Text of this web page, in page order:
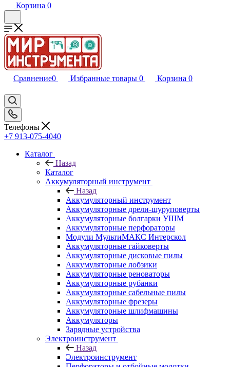
Корзина 0
Сравнение0 Избранные товары 0 Корзина 0
Телефоны
+7 913-075-4040
Каталог
Назад
Каталог
Аккумуляторный инструмент
Назад
Аккумуляторный инструмент
Аккумуляторные дрели-шуруповерты
Аккумуляторные болгарки УШМ
Аккумуляторные перфораторы
Модули МультиМАКС Интерскол
Аккумуляторные гайковерты
Аккумуляторные дисковые пилы
Аккумуляторные лобзики
Аккумуляторные реноваторы
Аккумуляторные рубанки
Аккумуляторные сабельные пилы
Аккумуляторные фрезеры
Аккумуляторные шлифмашины
Аккумуляторы
Зарядные устройства
Электроинструмент
Назад
Электроинструмент